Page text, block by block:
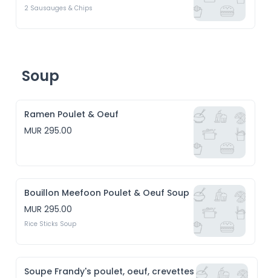
2 Sausauges & Chips
Soup
Ramen Poulet & Oeuf
MUR 295.00
Bouillon Meefoon Poulet & Oeuf Soup
MUR 295.00
Rice Sticks Soup
Soupe Frandy's poulet, oeuf, crevettes